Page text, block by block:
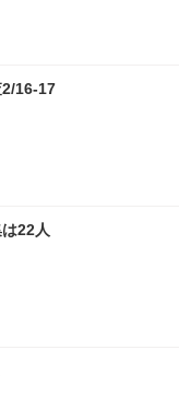
2/16-17
22人